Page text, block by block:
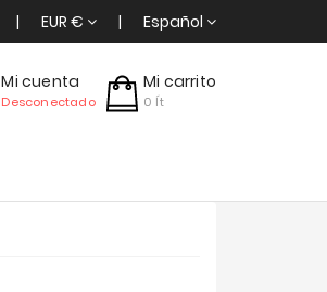
EUR € Español
Mi cuenta
Desconectado
Mi carrito
0 Ít